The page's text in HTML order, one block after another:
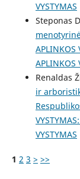
VYSTYMAS
Steponas
APLINKOS
APLINKOS
Renaldas
ir
VYSTYMAS
1 2 3 > >>